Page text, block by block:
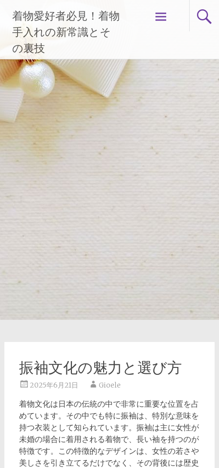
へ
ス
キ
着物愛好者必見！着物
手入れの新常識とそ
の裏技
振袖文化の魅力と選び方
2025年6月21日 Gioele
着物文化は日本の伝統の中で非常に重要な位置を占
めています。 その中でも特に振袖は、特別な意味を
持つ衣装として知られています。振袖は主に女性が
未婚の場合に着用される着物で、長い袖を持つのが
特徴です。この特徴的なデザインは、女性の若さや
美しさを引き立てるだけでなく、その背後には歴史